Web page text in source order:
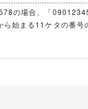
の場合、「
始まる11ケタの番号